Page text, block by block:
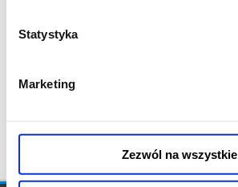
Statystyka
Marketing
Zezwól na wszystkie